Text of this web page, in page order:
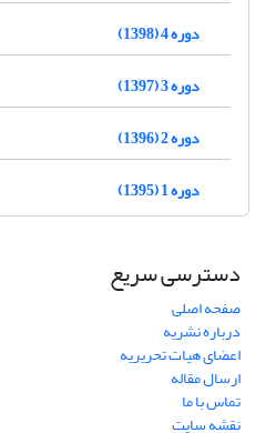
دوره 4 (1398)
دوره 3 (1397)
دوره 2 (1396)
دوره 1 (1395)
دسترسی سریع
صفحه اصلی
درباره نشریه
اعضای هیات تحریریه
ارسال مقاله
تماس با ما
نقشه سایت